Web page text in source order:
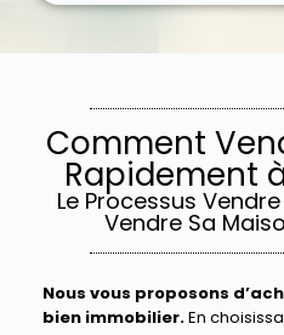
Comment
Rapidement
Le Processus
Vendre Sa
Nous vous proposons
bien immobilier.En